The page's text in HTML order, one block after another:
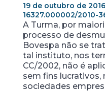
19 de outubro de
16327.000002/2010-
A Turma, por
processo de
Bovespa não se
tal instituto, nos
CC/2002, não é
sem fins
sociedades